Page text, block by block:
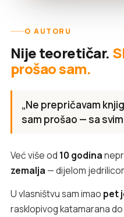
O AUTORU
Nije teoretičar.
prošao sam.
„Ne prepričavam
sam prošao — sa
Već više od 10 godina
zemalja — dijelom
U vlasništvu sam imao pet
rasklopivog katamarana